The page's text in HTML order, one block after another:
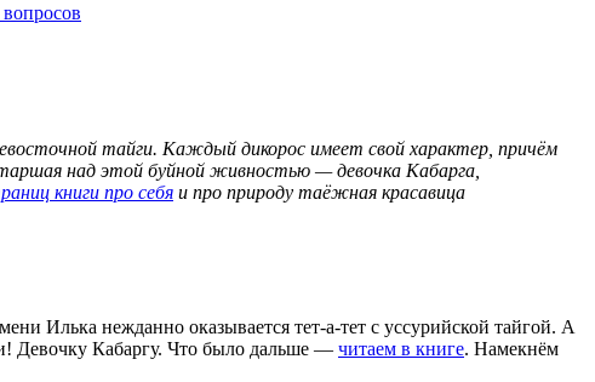
тайги. Каждый дикорос имеет свой характер, причём
над этой буйной живностью — девочка Кабарга,
книги про себя и про природу таёжная красавица
Илька нежданно оказывается тет-а-тет с уссурийской тайгой. А
Девочку Кабаргу. Что было дальше — читаем в книге. Намекнём